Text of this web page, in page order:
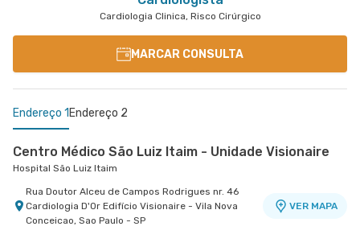
Cardiologia Clinica, Risco Cirúrgico
MARCAR CONSULTA
Endereço 1 Endereço 2
Centro Médico São Luiz Itaim - Unidade Visionaire
Hospital São Luiz Itaim
Rua Doutor Alceu de Campos Rodrigues nr. 46
Cardiologia D'Or Edifício Visionaire - Vila Nova
Conceicao, Sao Paulo - SP
VER MAPA